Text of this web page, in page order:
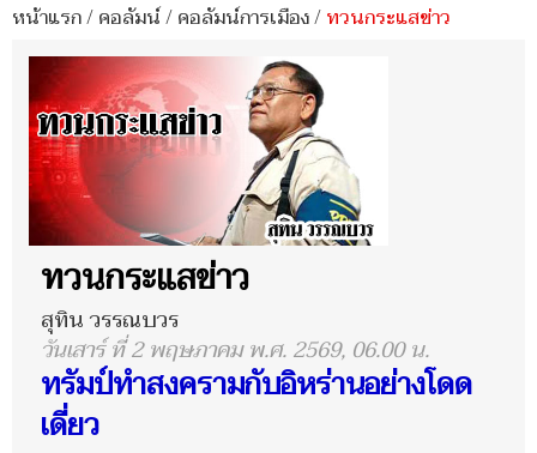
หน้าแรก/คอลัมน์/คอลัมน์การเมือง/ทวนกระแสข่าว
ทวนกระแสข่าว
สุทิน วรรณบวร
วันเสาร์ ที่ 2 พฤษภาคม พ.ศ. 2569, 06.00 น.
ทรัมป์ทำสงครามกับอิหร่านอย่างโดด
เดี่ยว